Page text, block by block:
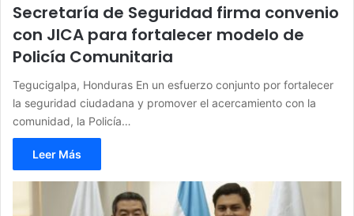
Secretaría de Seguridad firma convenio
con JICA para fortalecer modelo de
Policía Comunitaria
Tegucigalpa, Honduras En un esfuerzo conjunto por fortalecer
la seguridad ciudadana y promover el acercamiento con la
comunidad, la Policía…
Leer Más